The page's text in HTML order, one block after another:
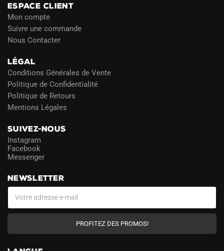
ESPACE CLIENT
Mon compte
Suivre une commande
Nous Contacter
LÉGAL
Conditions Générales de Vente
Politique de Confidentialité
Politique de Retours
Mentions Légales
SUIVEZ-NOUS
Instagram
Facebook
Messenger
NEWSLETTER
PROFITEZ DES PROMOS!